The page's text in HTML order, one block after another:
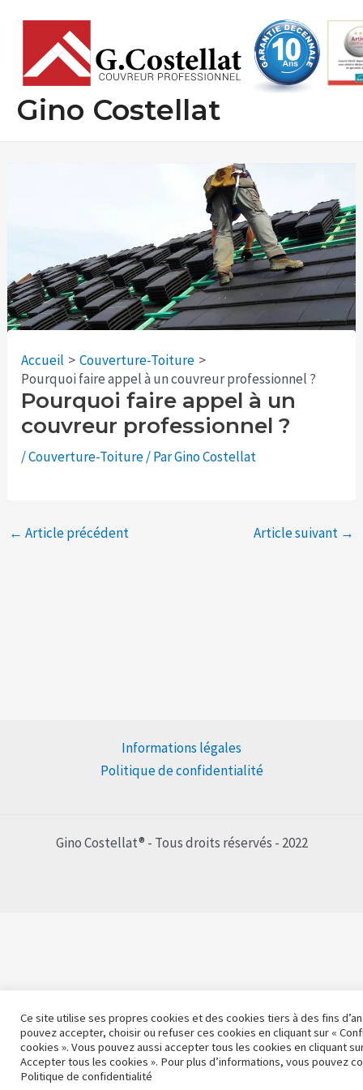
contenu
Gino Costellat
Accueil
Couverture-Toiture
Pourquoi faire appel à un couvreur professionnel ?
Pourquoi faire appel à un
couvreur professionnel ?
/Couverture-Toiture/ ParGino Costellat
articles
← Article précédent Article suivant →
Informations légales
Politique de confidentialité
Gino Costellat® - Tous droits réservés - 2022
Ce site utilise ses propres cookies et des cookies tiers à des fins
pouvez accepter, choisir ou refuser ces cookies en cliquant sur «
cookies ». Vous pouvez aussi accepter tous les cookies en cliquant
Accepter tous les cookies ». Pour plus d’informations, vous pouvez
Politique de confidentialité